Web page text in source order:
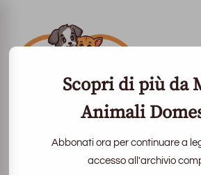
Mondo Animali
Scopri di più da
Animali
Abbonati ora per continuare a
accesso all'archivio